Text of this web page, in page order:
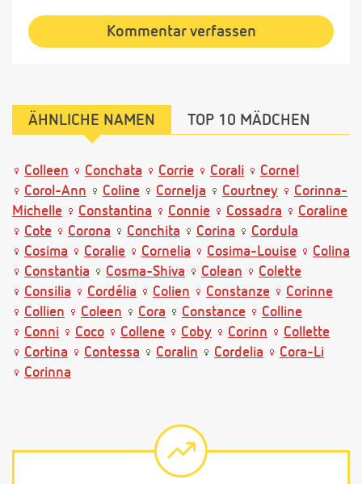
Kommentar verfassen
ÄHNLICHE NAMEN TOP 10 MÄDCHEN
Colleen Conchata Corrie Corali
Cornel
Corol-Ann
Coline Cornelja Courtney
Corinna-
Michelle
Constantina Connie Cossadra
Coraline
Cote
Corona Conchita Corina
Cordula
Cosima
Coralie Cornelia Cosima-Louise
Colina
Constantia
Cosma-Shiva Colean
Colette
Consilia
Cordélia Colien Constanze
Corinne
Collien
Coleen Cora Constance
Colline
Conni
Coco Collene Coby Corinn
Collette
Cortina
Contessa Coralin Cordelia
Cora-Li
Corinna